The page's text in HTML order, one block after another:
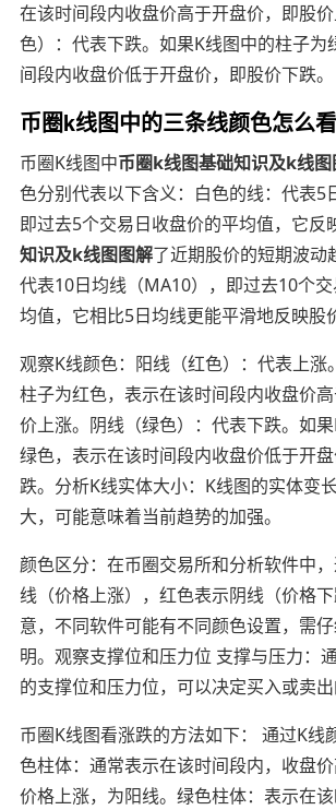
在该时间段内收盘价高于开盘价，即股
色）：代表下跌。如果K线图中的柱子为
间段内收盘价低于开盘价，即股价下跌。
币圈k线图中的三条线颜色怎么看
币圈K线图中币圈k线图基础知识及k线图
色分别代表以下含义：白色的线：代表5
即过去5个交易日收盘价的平均值，它反
知识及k线图图解了近期股价的短期波动
代表10日均线（MA10），即过去10个
均值，它相比5日均线更能平滑地反映股
观察K线颜色：阳线（红色）：代表上涨
柱子为红色，表示在该时间段内收盘价
价上涨。阴线（绿色）：代表下跌。如
绿色，表示在该时间段内收盘价低于开
跌。分析K线实体大小：K线图的实体变
大，可能意味着当前趋势的加强。
颜色区分：在币圈交易所和分析软件中
线（价格上涨），红色表示阴线（价格
意，不同软件可能有不同颜色设置，需
明。观察支撑位和压力位 支撑与压力：
的支撑位和压力位，可以决定买入或卖出
币圈K线图看涨跌的方法如下： 通过K线
色柱体：通常表示在该时间段内，收盘
价格上涨，为阳线。绿色柱体：表示在